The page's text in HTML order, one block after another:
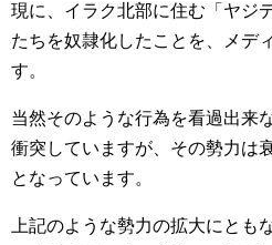
現に、イラク北部に住む「ヤジ
たちを奴隷化したことを、メデ
す。
当然そのような行為を看過出来
衝突していますが、その勢力は
となっています。
上記のような勢力の拡大にとも